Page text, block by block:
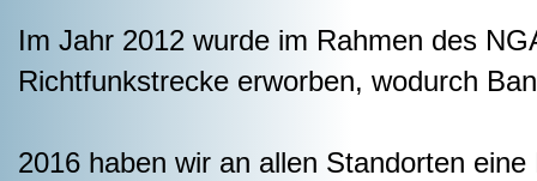
Im Jahr 2012 wurde im Rahmen des
Richtfunkstrecke erworben, wodurch
2016 haben wir an allen Standorten